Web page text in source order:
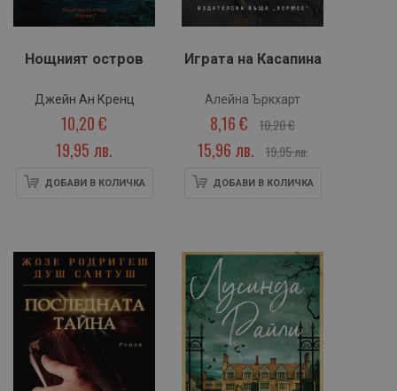
Нощният остров
Джейн Ан Кренц
10,20 €
19,95 лв.
ДОБАВИ В КОЛИЧКА
Играта на Касапина
Алейна Ъркхарт
8,16 € 10,20 €
15,96 лв. 19,95 лв.
ДОБАВИ В КОЛИЧКА